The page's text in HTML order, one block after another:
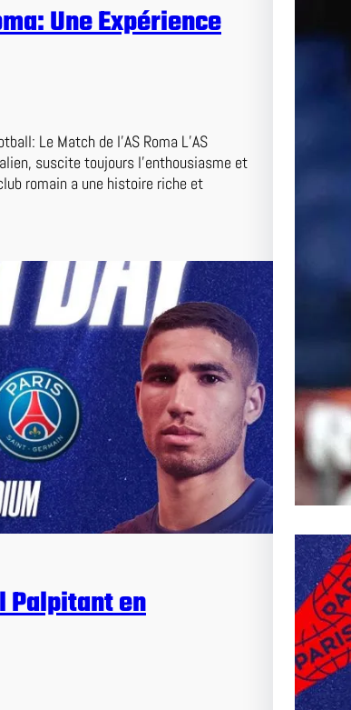
Une Expérience
Le Match de l’AS Roma L’AS
suscite toujours l’enthousiasme et
romain a une histoire riche et
Palpitant en